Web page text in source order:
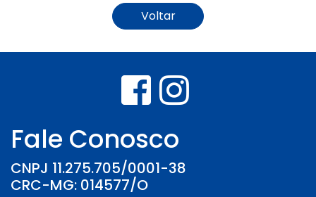
Voltar
Fale Conosco
CNPJ 11.275.705/0001-38
CRC-MG: 014577/O